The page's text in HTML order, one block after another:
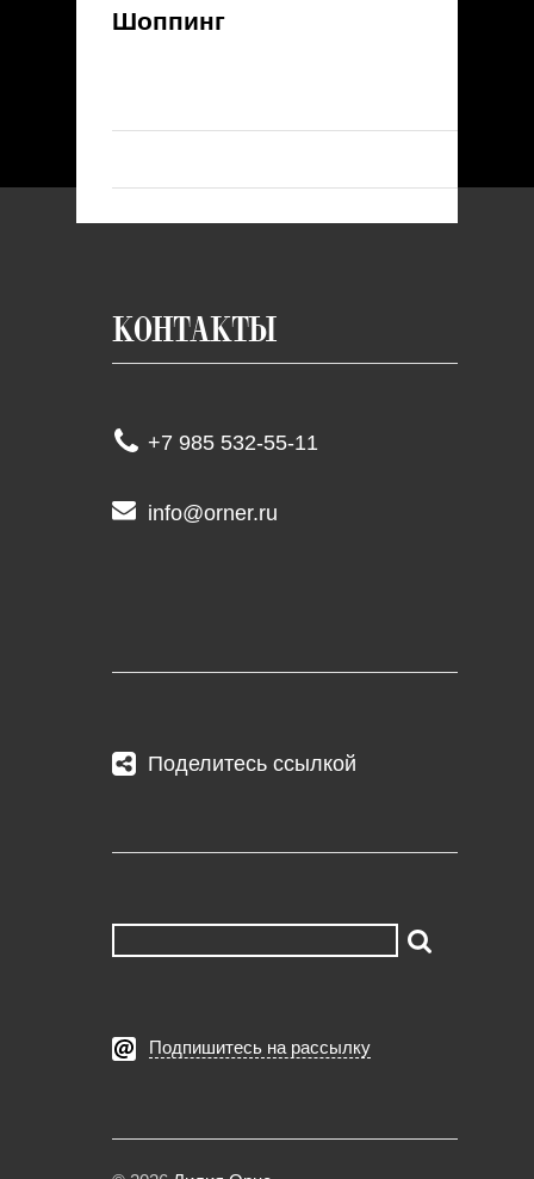
Шоппинг
Контакты
+7 985 532-55-11
info@orner.ru
Поделитесь ссылкой
Подпишитесь на рассылку